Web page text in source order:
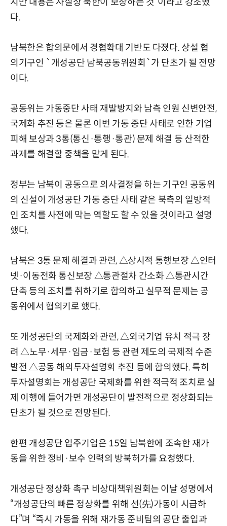
다.
남북한은 합의문에서 경협확대 기반도 다졌다. 상설 협
의기구인 `개성공단 남북공동위원회`가 단초가 될 전망
이다.
공동위는 가동중단 사태 재발방지와 남측 인원 신변안전,
국제화 추진 등은 물론 이번 가동 중단 사태로 인한 기업
피해 보상과 3통(통신·통행·통관) 문제 해결 등 산적한
과제를 해결할 중책을 맡게 된다.
정부는 남북이 공동으로 의사결정을 하는 기구인 공동위
의 신설이 개성공단 가동 중단 사태 같은 북측의 일방적
인 조치를 사전에 막는 역할도 할 수 있을 것이라고 설명
했다.
남북은 3통 문제 해결과 관련, △상시적 통행보장 △인터
넷·이동전화 통신보장 △통관절차 간소화 △통관시간
단축 등의 조치를 취하기로 합의하고 실무적 문제는 공
동위에서 협의키로 했다.
또 개성공단의 국제화와 관련, △외국기업 유치 적극 장
려 △노무·세무·임금·보험 등 관련 제도의 국제적 수준
발전 △공동 해외투자설명회 추진 등에 합의했다. 특히
투자설명회는 개성공단 국제화를 위한 적극적 조치로 실
제 이행에 들어가면 개성공단이 발전적으로 정상화되는
단초가 될 것으로 전망된다.
한편 개성공단 입주기업은 15일 남북한에 조속한 재가
동을 위한 정비·보수 인력의 방북허가를 요청했다.
개성공단 정상화 촉구 비상대책위원회는 이날 성명에서
“개성공단의 빠른 정상화를 위해 선(先)가동이 시급하
다”며 “즉시 가동을 위해 재가동 준비팀의 공단 출입과